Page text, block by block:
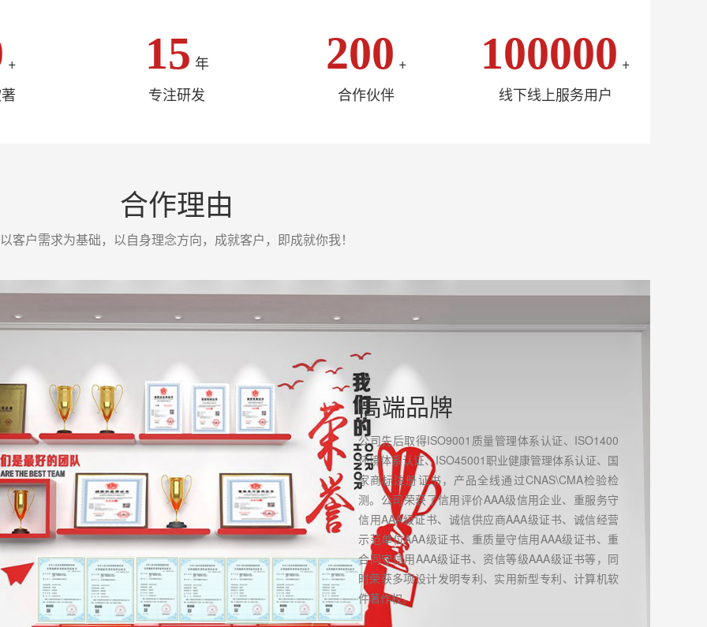
+
15 年
专注研发
200 +
合作伙伴
100000 +
线下线上服务用户
合作理由
以客户需求为基础，以自身理念方向，成就客户，即成就你我！
高端品牌
公司先后取得ISO9001质量管理体系认证、ISO1400
环境体系认证、ISO45001职业健康管理体系认证、国
家商标注册证书，产品全线通过CNAS\CMA检验检
测。公司荣获了信用评价AAA级信用企业、重服务守
信用AAA级证书、诚信供应商AAA级证书、诚信经营
示范单位AAA级证书、重质量守信用AAA级证书、重
合同守信用AAA级证书、资信等级AAA级证书等，同
时荣获多项设计发明专利、实用新型专利、计算机软
件著作权。